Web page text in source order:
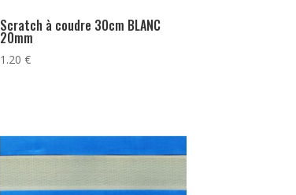
Scratch à coudre 30cm BLANC
20mm
1.20€